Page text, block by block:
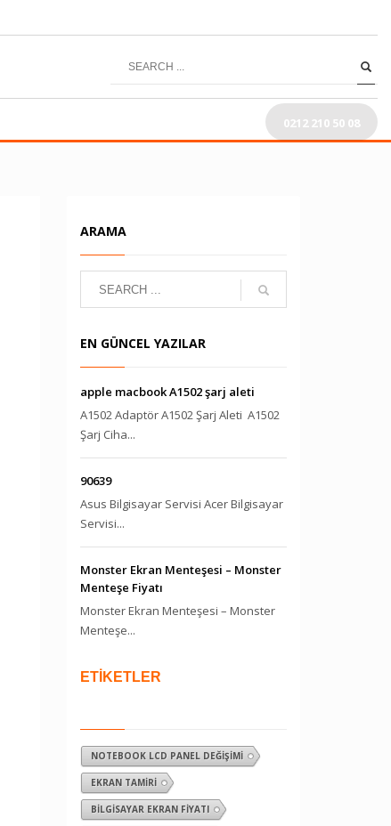
0212 210 50 08
ARAMA
EN GÜNCEL YAZILAR
apple macbook A1502 şarj aleti
A1502 Adaptör A1502 Şarj Aleti A1502
Şarj Ciha...
90639
Asus Bilgisayar Servisi Acer Bilgisayar
Servisi...
Monster Ekran Menteşesi – Monster
Menteşe Fiyatı
Monster Ekran Menteşesi – Monster
Menteşe...
ETİKETLER
NOTEBOOK LCD PANEL DEĞIŞIMI
EKRAN TAMIRI
BILGISAYAR EKRAN FIYATI